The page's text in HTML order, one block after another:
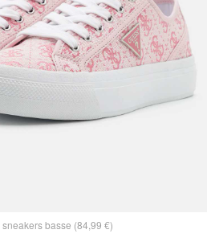
sneakers basse (84,99 €)